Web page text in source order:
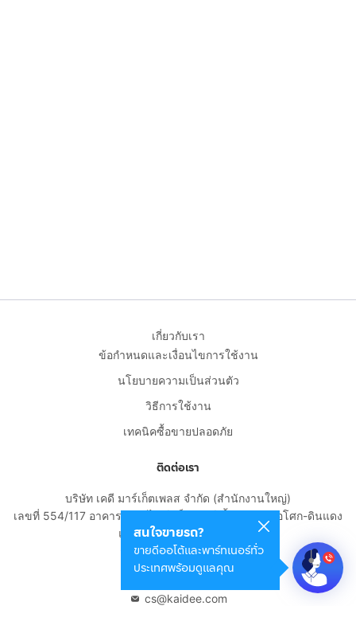
สนใจขายรถ?
ขายดีออโต้และพาร์ทเนอร์ทั่ว
ประเทศพร้อมดูแลคุณ
เกี่ยวกับเรา
ข้อกำหนดและเงื่อนไขการใช้งาน
นโยบายความเป็นส่วนตัว
วิธีการใช้งาน
เทคนิคซื้อขายปลอดภัย
ติดต่อเรา
บริษัท เคดี มาร์เก็ตเพลส จำกัด (สำนักงานใหญ่)
เลขที่ 554/117 อาคารสกายไนน์ เซ็นเตอร์ ชั้น 22 ถนนอโศก-ดินแดง
แขวงดินแดง เขตดินแดง
กรุงเทพมหานคร 10400
cs@kaidee.com